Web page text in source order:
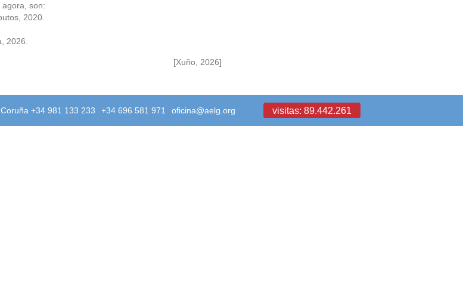
son:
2020.
2026.
[Xuño, 2026]
+34 981 133 233 +34 696 581 971 oficina@aelg.org visitas: 89.442.261